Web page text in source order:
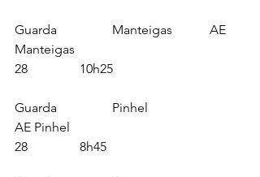
Guarda		Manteigas 		AE
Manteigas
28		10h25
Guarda		Pinhel
AE Pinhel
28		8h45